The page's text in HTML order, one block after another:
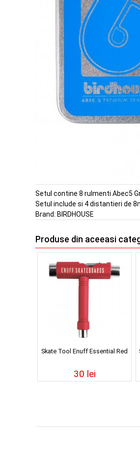
Setul contine 8 rulmenti Abec5
Setul include si 4 distantieri de
Brand: BIRDHOUSE
Produse din aceeasi
Skate Tool Enuff Essential Red
30 lei